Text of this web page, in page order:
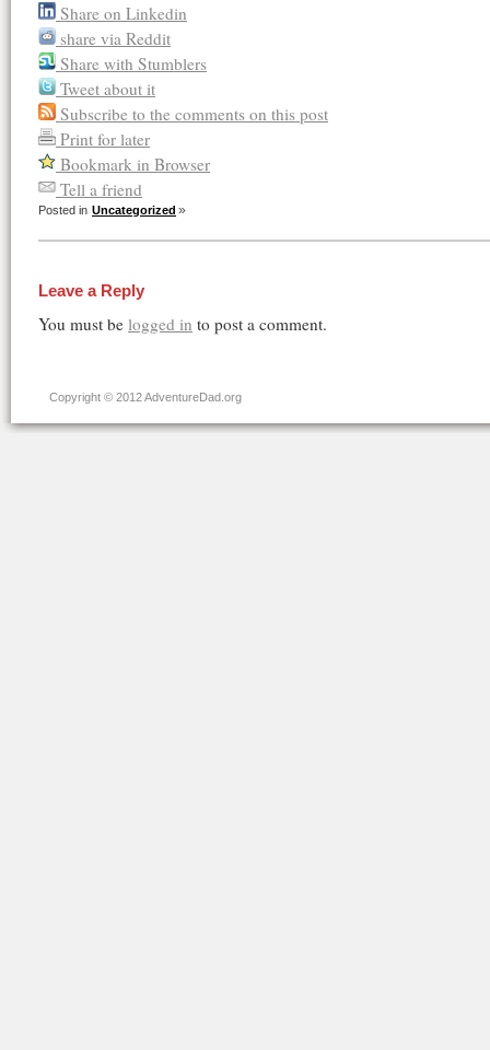
Share on Linkedin
share via Reddit
Share with Stumblers
Tweet about it
Subscribe to the comments on this post
Print for later
Bookmark in Browser
Tell a friend
Posted in Uncategorized
Leave a Reply
You must be logged in to post a comment.
Copyright © 2012 AdventureDad.org